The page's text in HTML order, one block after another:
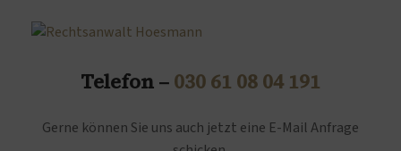
Telefon – 030 61 08 04 191
Gerne können Sie uns auch jetzt eine E-Mail Anfrage